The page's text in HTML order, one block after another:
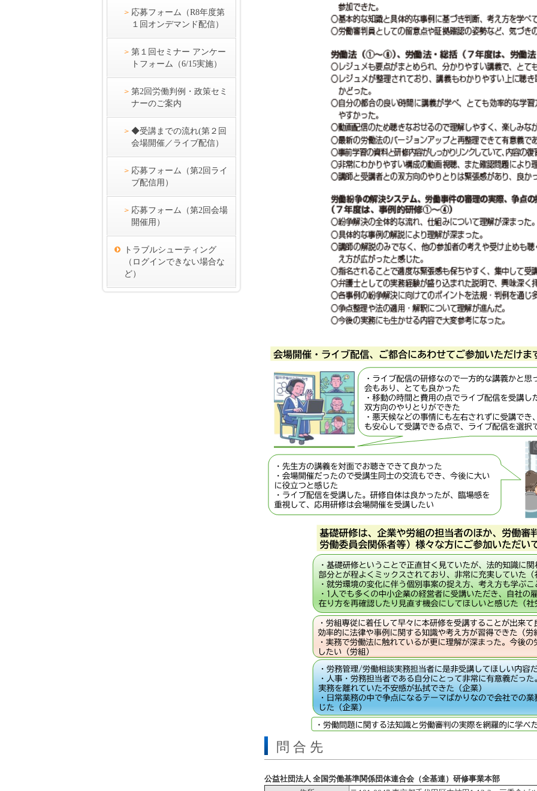
応募フォーム（R8年度第
１回オンデマンド配信）
第１回セミナー アンケー
トフォーム（6/15実施）
第2回労働判例・政策セミ
ナーのご案内
◆受講までの流れ(第２回
会場開催／ライブ配信）
応募フォーム（第2回ライ
ブ配信用）
応募フォーム（第2回会場
開催用）
トラブルシューティング
（ログインできない場合な
ど）
問 合 先
公益社団法人 全国労働基準関係団体連合会（全基連）研修事業本部